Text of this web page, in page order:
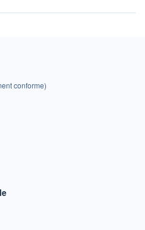
conforme)